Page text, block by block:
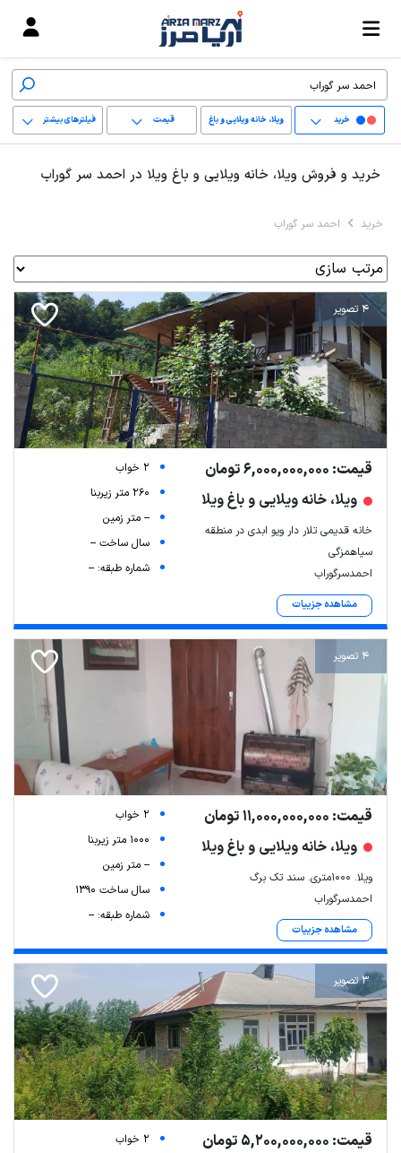
خرید ویلا، خانه ویلایی و باغ
ویلا
قیمت فیلترهای بیشتر
خرید و فروش ویلا، خانه ویلایی و باغ ویلا در احمد سر گوراب
خرید احمد سر گوراب
4 تصویر
قیمت: 6,000,000,000 تومان
ویلا، خانه ویلایی و باغ ویلا
خانه قدیمی تلار دار ویو ابدی در منطقه
سیاهمزگی
احمدسرگوراب
مشاهده جزییات
2 خواب
260 متر زیربنا
-- متر زمین
سال ساخت --
شماره طبقه: --
4 تصویر
قیمت: 11,000,000,000 تومان
ویلا، خانه ویلایی و باغ ویلا
ویلا. ۱۰۰۰متری. سند تک برگ
احمدسرگوراب
مشاهده جزییات
2 خواب
1000 متر زیربنا
-- متر زمین
سال ساخت 1390
شماره طبقه: --
3 تصویر
قیمت: 5,200,000,000 تومان
2 خواب